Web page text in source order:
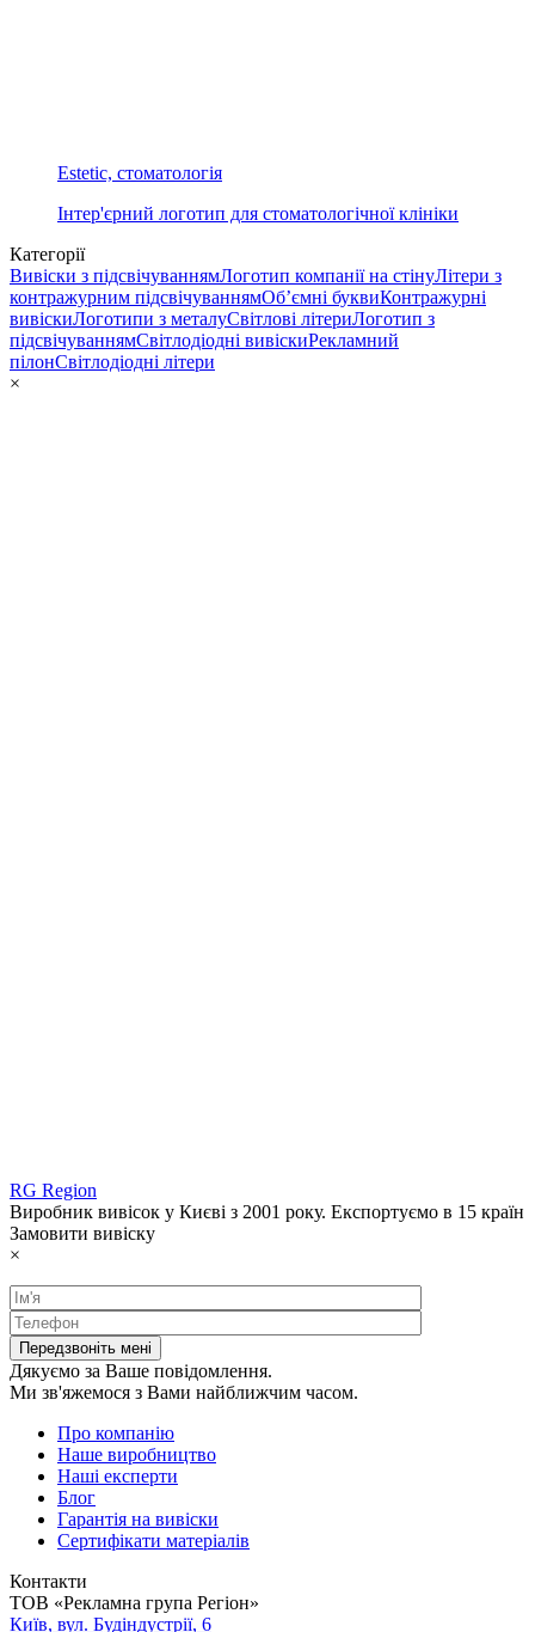
Estetic, стоматологія
Інтер'єрний логотип для стоматологічної клініки
Категорії
Вивіски з підсвічуваннямЛоготип компанії на стінуЛітери з
контражурним підсвічуваннямОб’ємні буквиКонтражурні
вивіскиЛоготипи з металуСвітлові літериЛоготип з
підсвічуваннямСвітлодіодні вивіскиРекламний
пілонСвітлодіодні літери
×
RG Region
Виробник вивісок у Києві з 2001 року. Експортуємо в 15 країн
Замовити вивіску
×
Дякуємо за Ваше повідомлення.
Ми зв'яжемося з Вами найближчим часом.
Про компанію
Наше виробництво
Наші експерти
Блог
Гарантія на вивіски
Сертифікати матеріалів
Контакти
ТОВ «Рекламна група Регіон»
Київ, вул. Будіндустрії, 6